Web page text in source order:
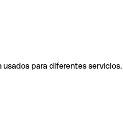
usados para diferentes